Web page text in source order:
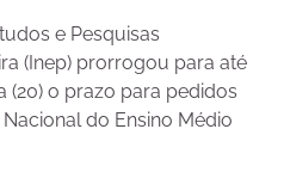
e Pesquisas
(Inep) prorrogou para até
(20) o prazo para pedidos
do Ensino Médio